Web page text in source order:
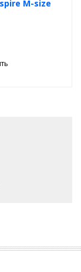
M-size